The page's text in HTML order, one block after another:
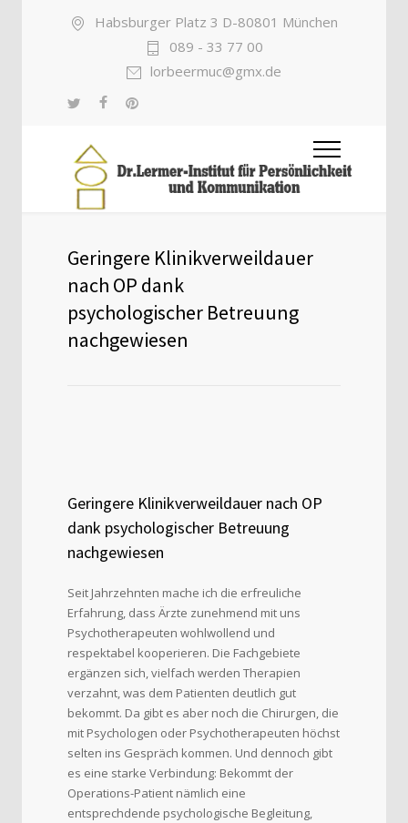
Habsburger Platz 3 D-80801 München
089 - 33 77 00
lorbeermuc@gmx.de
Geringere Klinikverweildauer
nach OP dank
psychologischer Betreuung
nachgewiesen
Geringere Klinikverweildauer nach OP
dank psychologischer Betreuung
nachgewiesen
Seit Jahrzehnten mache ich die erfreuliche
Erfahrung, dass Ärzte zunehmend mit uns
Psychotherapeuten wohlwollend und
respektabel kooperieren. Die Fachgebiete
ergänzen sich, vielfach werden Therapien
verzahnt, was dem Patienten deutlich gut
bekommt. Da gibt es aber noch die Chirurgen, die
mit Psychologen oder Psychotherapeuten höchst
selten ins Gespräch kommen. Und dennoch gibt
es eine starke Verbindung: Bekommt der
Operations-Patient nämlich eine
entsprechdende psychologische Begleitung,